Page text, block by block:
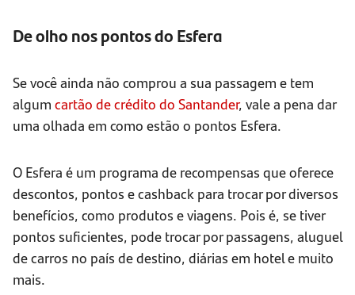
De olho nos pontos do Esfera
Se você ainda não comprou a sua passagem e tem
algum cartão de crédito do Santander, vale a pena dar
uma olhada em como estão o pontos Esfera.
O Esfera é um programa de recompensas que oferece
descontos, pontos e cashback para trocar por diversos
benefícios, como produtos e viagens. Pois é, se tiver
pontos suficientes, pode trocar por passagens, aluguel
de carros no país de destino, diárias em hotel e muito
mais.